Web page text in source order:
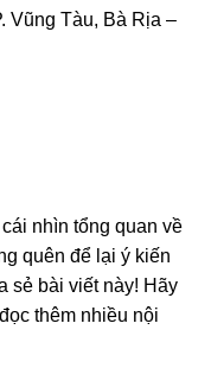
Vũng Tàu, Bà Rịa –
nhìn tổng quan về
quên để lại ý kiến
sẻ bài viết này! Hãy
thêm nhiều nội